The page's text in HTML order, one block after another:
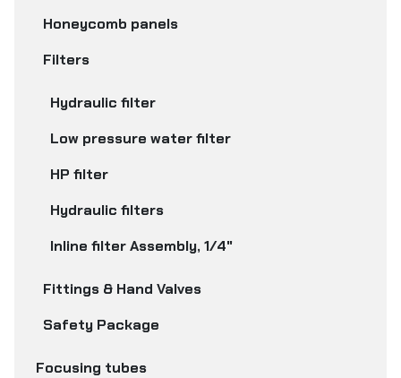
Honeycomb panels
Filters
Hydraulic filter
Low pressure water filter
HP filter
Hydraulic filters
Inline filter Assembly, 1/4"
Fittings & Hand Valves
Safety Package
Focusing tubes